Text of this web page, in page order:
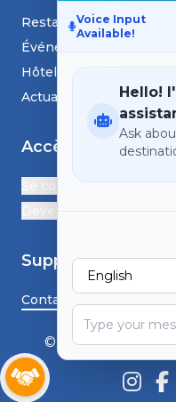
Voice Input
Available!
Hello!
Ask
Restaurants
Événements
Hôtels
Actualités et blogs
Accès
Se connecter
Support
Contactez-nous
© HS